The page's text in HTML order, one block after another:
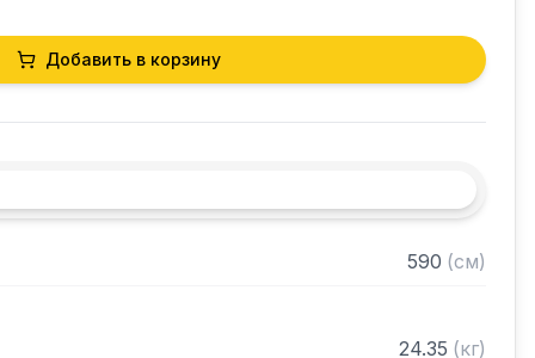
разборный
нержавеющей стали марки AISI 430 толщиной
регулируемое с шагом 120 мм
разобранном виде
Добавить в корзину
590 (см)
24.35 (кг)